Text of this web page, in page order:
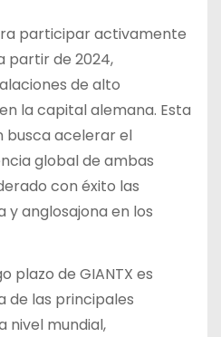
participar activamente
partir de 2024,
de alto
la capital alemana. Esta
busca acelerar el
global de ambas
con éxito las
y anglosajona en los
plazo de GIANTX es
de las principales
nivel mundial,